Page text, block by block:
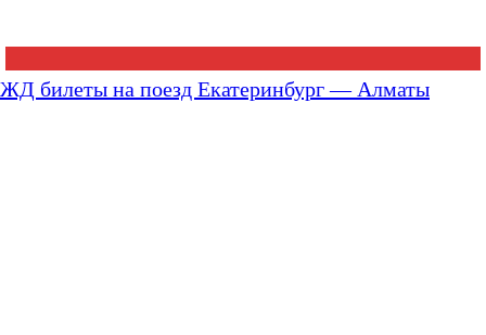
ЖД билеты на поезд Екатеринбург — Алматы